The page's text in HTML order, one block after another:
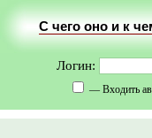
С чего оно и к
Логин:
— Входить